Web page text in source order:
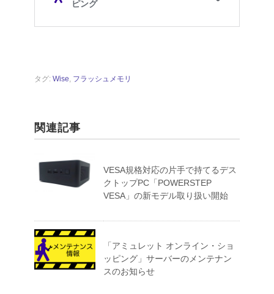
タグ: Wise フラッシュメモリ
関連記事
VESA規格対応の片手で持てるデス
クトップPC「POWERSTEP
VESA」の新モデル取り扱い開始
「アミュレット オンライン・ショ
ッピング」サーバーのメンテナン
スのお知らせ